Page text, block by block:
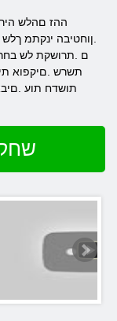
.ןוחטיבה ינקתמ
ם .תרושקת לש בחר
תשרש .םיקפוא
תושדח תוע
שחק ב 2